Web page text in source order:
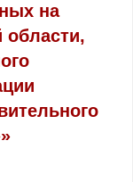
на
области,